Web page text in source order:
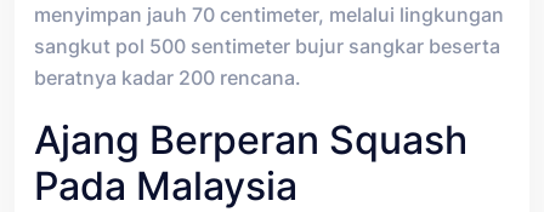
menyimpan jauh 70 centimeter, melalui lingkungan
sangkut pol 500 sentimeter bujur sangkar beserta
beratnya kadar 200 rencana.
Ajang Berperan Squash
Pada Malaysia